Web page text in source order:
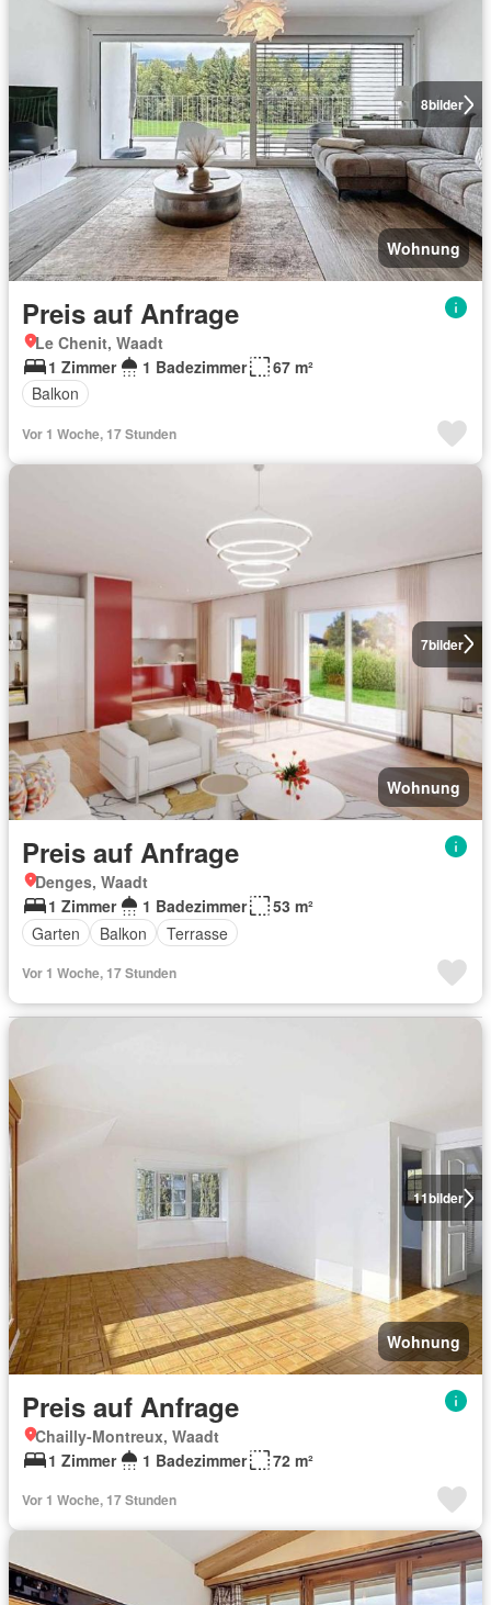
8bilder
Wohnung
Preis auf Anfrage
Le Chenit, Waadt
1 Zimmer
1 Badezimmer
67 m²
Balkon
Vor 1 Woche, 17 Stunden
7bilder
Wohnung
Preis auf Anfrage
Denges, Waadt
1 Zimmer
1 Badezimmer
53 m²
Garten
Balkon Terrasse
Vor 1 Woche, 17 Stunden
11bilder
Wohnung
Preis auf Anfrage
Chailly-Montreux, Waadt
1 Zimmer
1 Badezimmer 72 m²
Vor 1 Woche, 17 Stunden